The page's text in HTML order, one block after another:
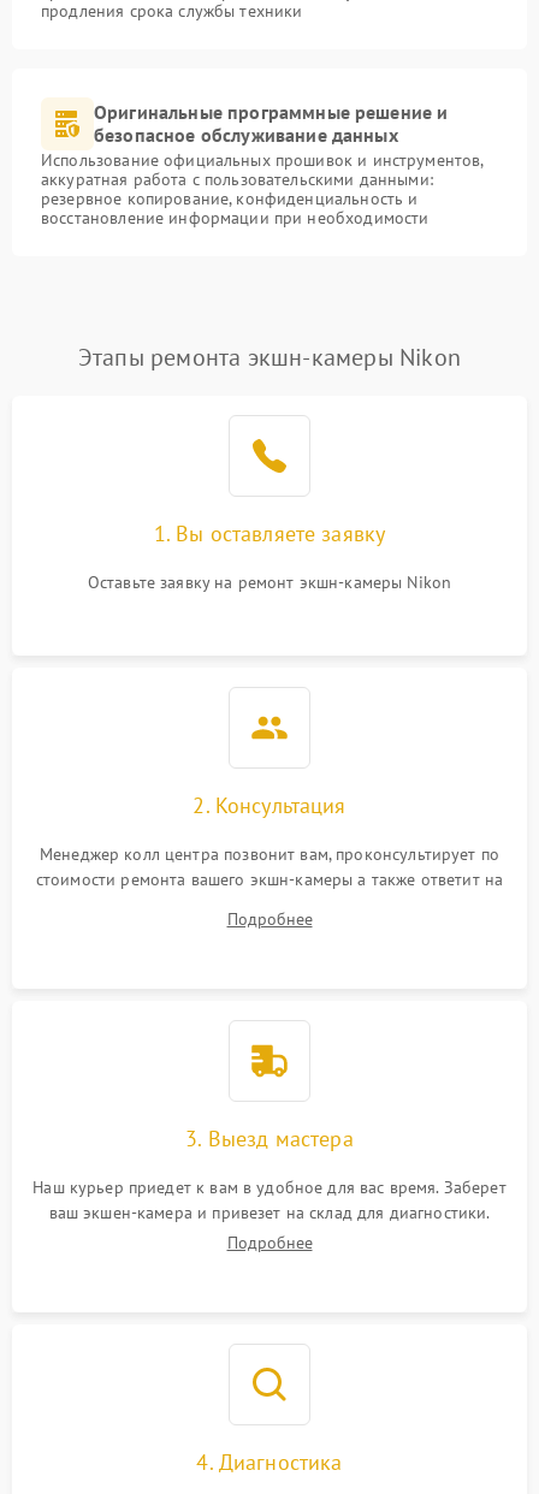
продления срока службы техники
Оригинальные программные решение и
безопасное обслуживание данных
Использование официальных прошивок и инструментов,
аккуратная работа с пользовательскими данными:
резервное копирование, конфиденциальность и
восстановление информации при необходимости
Этапы ремонта экшн-камеры Nikon
1. Вы оставляете заявку
Оставьте заявку на ремонт экшн-камеры Nikon
2. Консультация
Менеджер колл центра позвонит вам, проконсультирует по
стоимости ремонта вашего экшн-камеры а также ответит на
Подробнее
3. Выезд мастера
Наш курьер приедет к вам в удобное для вас время. Заберет
ваш экшен-камера и привезет на склад для диагностики.
Подробнее
4. Диагностика